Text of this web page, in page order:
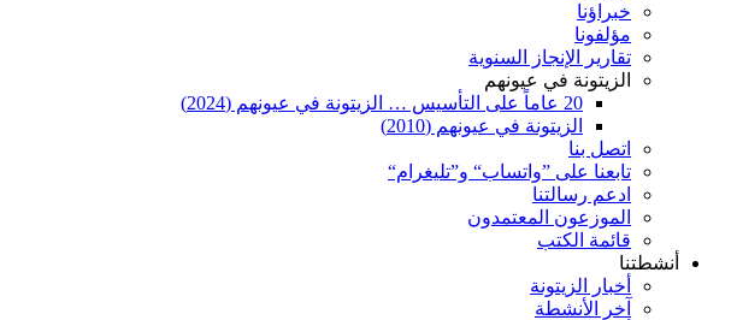
خبراؤنا
مؤلفونا
تقارير الإنجاز السنوية
الزيتونة في عيونهم
20 عاماً على التأسيس … الزيتونة في عيونهم (2024)
الزيتونة في عيونهم (2010)
اتصل بنا
تابعنا على ”واتساب“ و”تليغرام“
ادعم رسالتنا
الموزعون المعتمدون
قائمة الكتب
أنشطتنا
أخبار الزيتونة
آخر الأنشطة